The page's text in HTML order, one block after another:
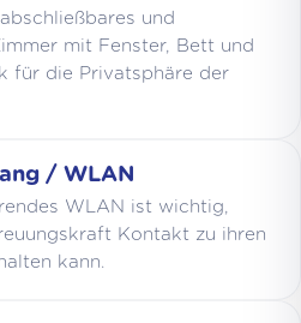
und
mit Fenster, Bett und
für die Privatsphäre der
/ WLAN
WLAN ist wichtig,
Kontakt zu ihren
kann.